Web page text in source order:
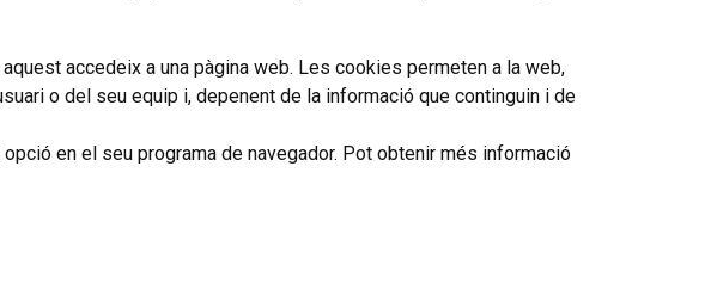
accedeix a una pàgina web. Les cookies permeten a la web,
o del seu equip i, depenent de la informació que continguin i de
en el seu programa de navegador. Pot obtenir més informació